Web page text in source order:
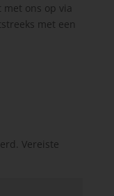
ons op via
met een
Vereiste